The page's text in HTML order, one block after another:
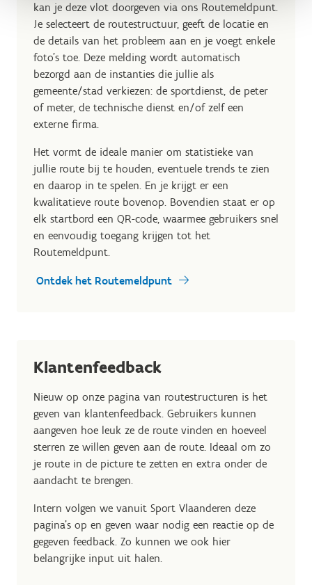
kan je deze vlot doorgeven via ons Routemeldpunt.
Je selecteert de routestructuur, geeft de locatie en
de details van het probleem aan en je voegt enkele
foto's toe. Deze melding wordt automatisch
bezorgd aan de instanties die jullie als
gemeente/stad verkiezen: de sportdienst, de peter
of meter, de technische dienst en/of zelf een
externe firma.
Het vormt de ideale manier om statistieke van
jullie route bij te houden, eventuele trends te zien
en daarop in te spelen. En je krijgt er een
kwalitatieve route bovenop. Bovendien staat er op
elk startbord een QR-code, waarmee gebruikers snel
en eenvoudig toegang krijgen tot het
Routemeldpunt.
Ontdek het Routemeldpunt
Klantenfeedback
Nieuw op onze pagina van routestructuren is het
geven van klantenfeedback. Gebruikers kunnen
aangeven hoe leuk ze de route vinden en hoeveel
sterren ze willen geven aan de route. Ideaal om zo
je route in de picture te zetten en extra onder de
aandacht te brengen.
Intern volgen we vanuit Sport Vlaanderen deze
pagina's op en geven waar nodig een reactie op de
gegeven feedback. Zo kunnen we ook hier
belangrijke input uit halen.